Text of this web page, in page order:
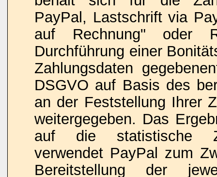
PayPal, Lastschrift via
auf Rechnung" oder
Durchführung einer
Zahlungsdaten
DSGVO auf Basis des
an der Feststellung Ihrer
weitergegeben. Das
auf die statistische
verwendet PayPal zum
Bereitstellung der